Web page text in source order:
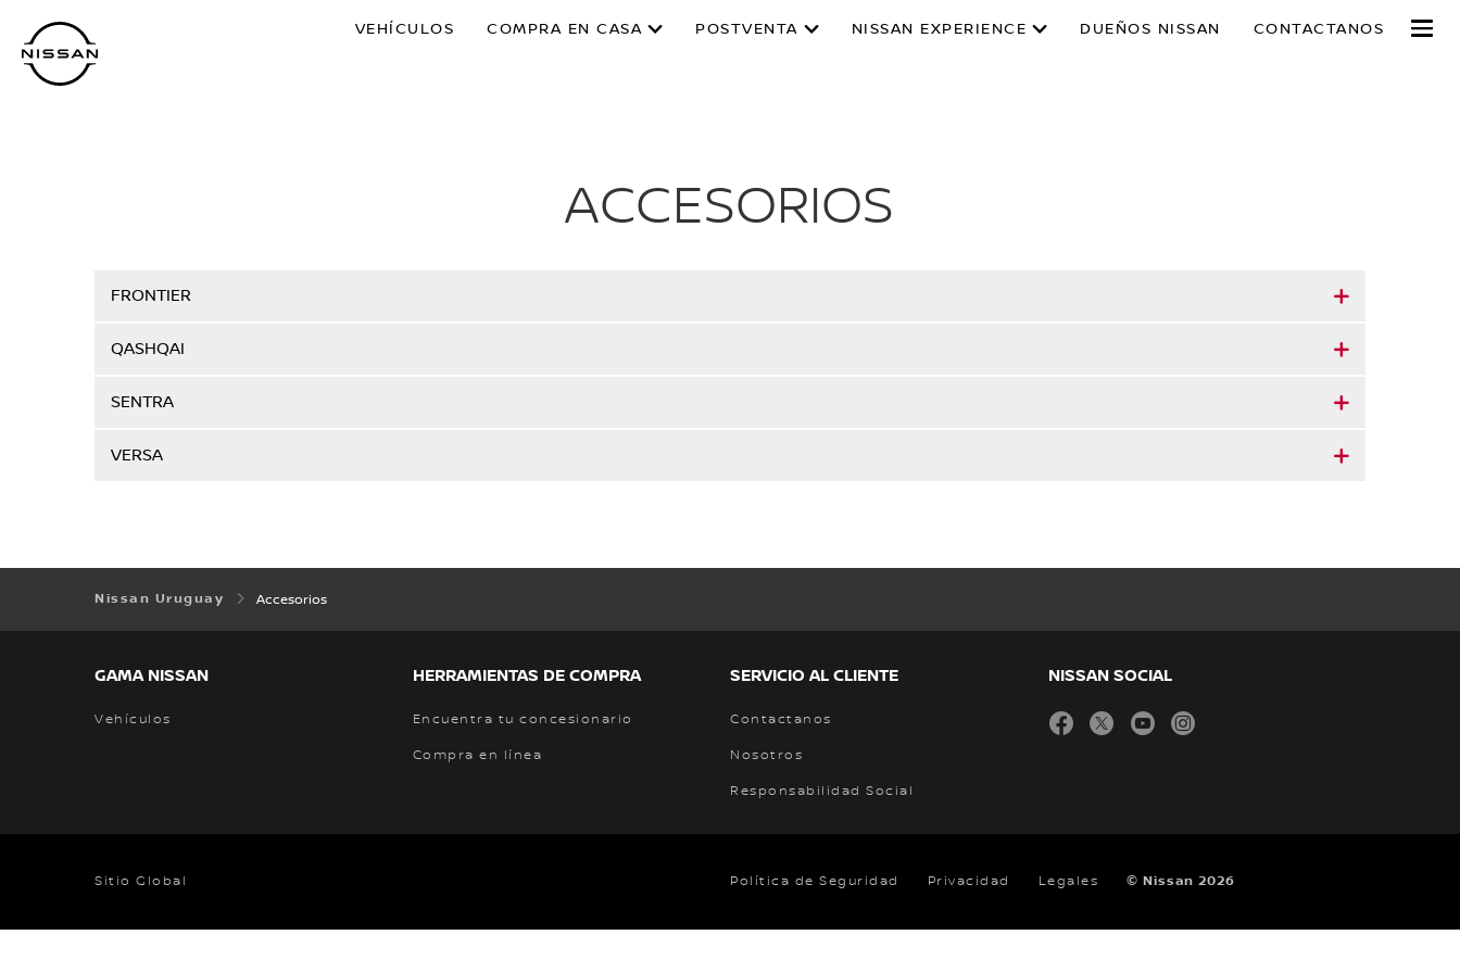
contenido
principal
VEHÍCULOS COMPRA EN CASA POSTVENTA NISSAN EXPERIENCE DUEÑOS NISSAN CONTACTANOS
ACCESORIOS
FRONTIER
QASHQAI
SENTRA
VERSA
Nissan Uruguay Accesorios
GAMA NISSAN
Vehículos
HERRAMIENTAS DE COMPRA
Encuentra tu concesionario
Compra en línea
SERVICIO AL CLIENTE
Contactanos
Nosotros
Responsabilidad Social
NISSAN SOCIAL
facebook
twitteryoutube
Sitio Global Política de Seguridad Privacidad Legales © Nissan 2026